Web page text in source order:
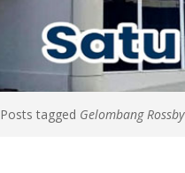
Posts tagged Gelombang Rossby